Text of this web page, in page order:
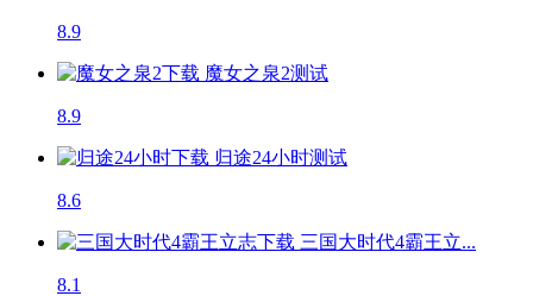
8.9
魔女之泉2测试
8.9
归途24小时测试
8.6
三国大时代4霸王立...
8.1